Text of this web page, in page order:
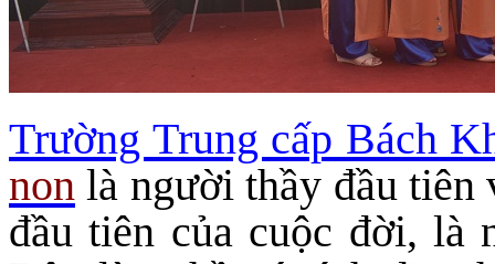
Trường Trung cấp Bách
non là người thầy đầu tiên
đầu tiên của cuộc đời, là